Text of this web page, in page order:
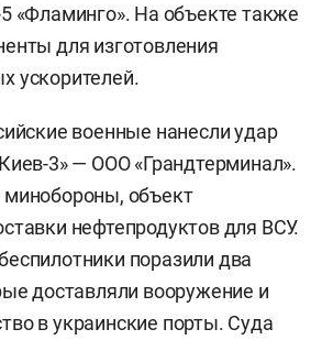
«Фламинго». На объекте также
для изготовления
ускорителей.
военные нанесли удар
3» — ООО «Грандтерминал».
объект
нефтепродуктов для ВСУ.
поразили два
доставляли вооружение и
в украинские порты. Суда